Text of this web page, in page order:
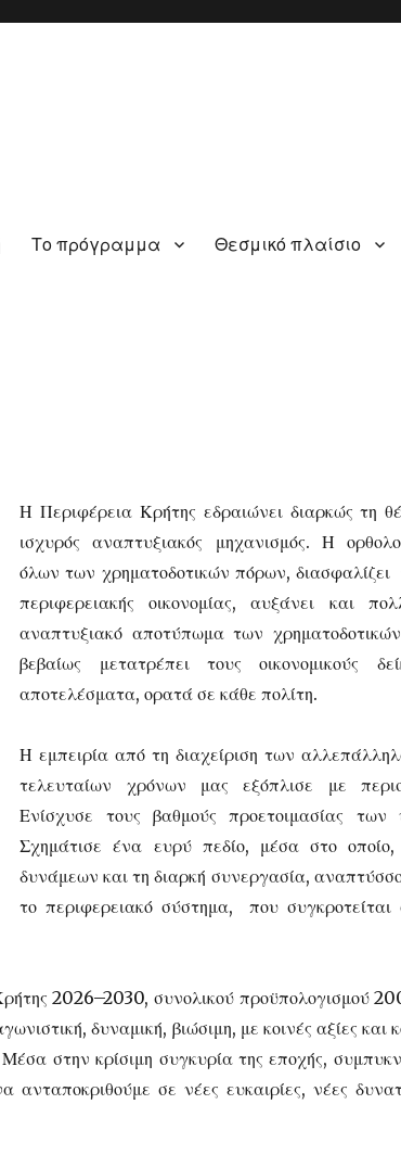
Το πρόγραμμα Θεσμικό πλαίσιο
Η Περιφέρεια Κρήτης εδραιώνει διαρκώς τη
ισχυρός αναπτυξιακός μηχανισμός. Η
όλων των χρηματοδοτικών πόρων, διασφαλίζει
περιφερειακής οικονομίας, αυξάνει και
αναπτυξιακό αποτύπωμα των
βεβαίως μετατρέπει τους οικονομικούς
αποτελέσματα, ορατά σε κάθε πολίτη.
Η εμπειρία από τη διαχείριση των
τελευταίων χρόνων μας εξόπλισε με
Ενίσχυσε τους βαθμούς προετοιμασίας των
Σχημάτισε ένα ευρύ πεδίο, μέσα στο
δυνάμεων και τη διαρκή συνεργασία,
το περιφερειακό σύστημα, που
2026–2030, συνολικού προϋπολογισμού
δυναμική, βιώσιμη, με κοινές αξίες και
στην κρίσιμη συγκυρία της εποχής,
ανταποκριθούμε σε νέες ευκαιρίες, νέες